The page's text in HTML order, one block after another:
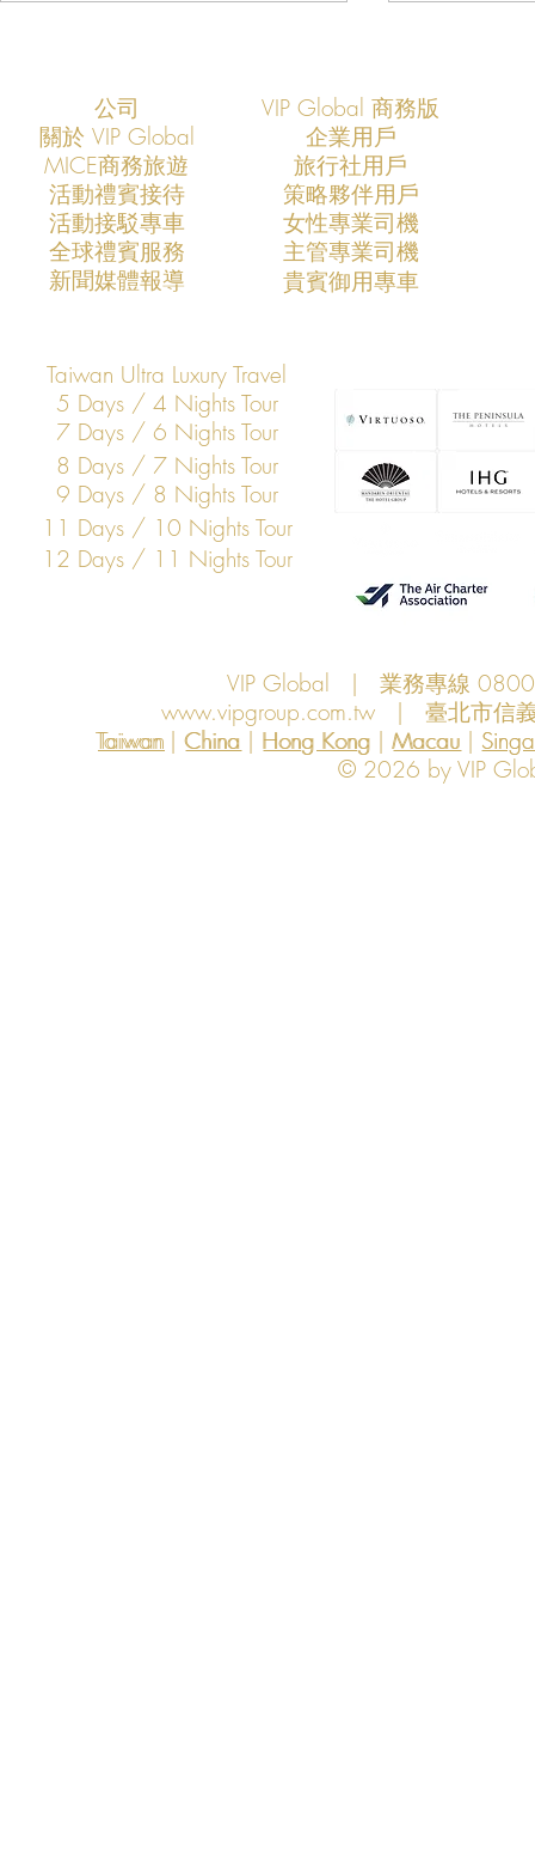
VIP Global：定義未來十年的亞
太企業高層安全新標準
VIP Global
市場的專業
公司
VIP Global 商務版
關於 VIP Global
企業用戶
​MICE商務旅遊
旅行社用戶
​活動禮賓接待
策略夥伴用戶
活動接駁專車
​全球禮賓服務
​新聞媒體報導
​女性專業司機
​主管專業司機
​貴賓御用專車
Taiwan Ultra Luxury Travel
5 Days / 4 Nights Tour
7 Days / 6 Nights Tour
8 Days / 7 Nights Tour
9 Days / 8 Nights Tour
11 Days / 10 Nights Tour
12 Days / 11 Nights Tour
VIP Global | 業務專線
www.vipgroup.com.tw | 臺北市信
Taiwan | China | Hong Kong | Macau |
Hong Kong
China Macau
Taiwan
© 2026 by VIP